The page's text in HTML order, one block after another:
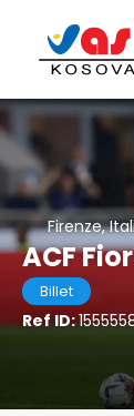
Firenze,
ACF
Billet
Ref ID: